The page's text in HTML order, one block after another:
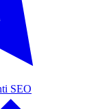
SEO